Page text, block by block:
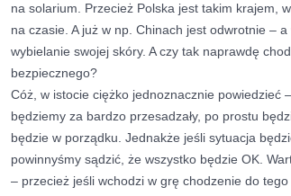
na solarium. Przecież Polska jest takim krajem,
na czasie. A już w np. Chinach jest odwrotnie –
wybielanie swojej skóry. A czy tak naprawdę
bezpiecznego?
Cóż, w istocie ciężko jednoznacznie powiedzieć
będziemy za bardzo przesadzały, po prostu
będzie w porządku. Jednakże jeśli sytuacja
powinnyśmy sądzić, że wszystko będzie OK.
– przecież jeśli wchodzi w grę chodzenie do